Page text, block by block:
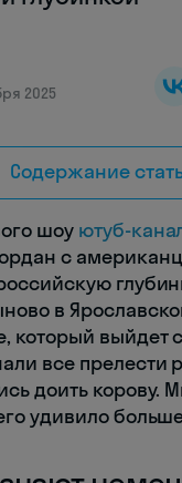
2025
Содержание
шоу ютуб-
с
в
который выйдет
все прелести
доить корову.
удивило